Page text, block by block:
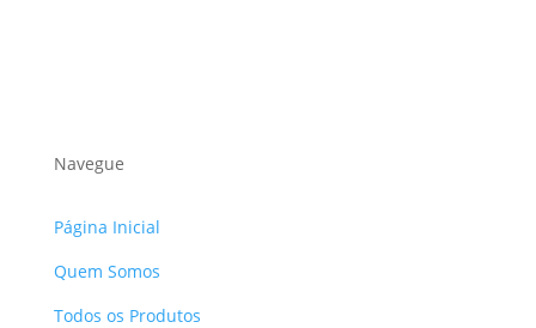
Navegue
Página Inicial
Quem Somos
Todos os Produtos